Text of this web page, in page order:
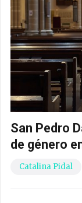
San Pedro
de género
Catalina Pidal